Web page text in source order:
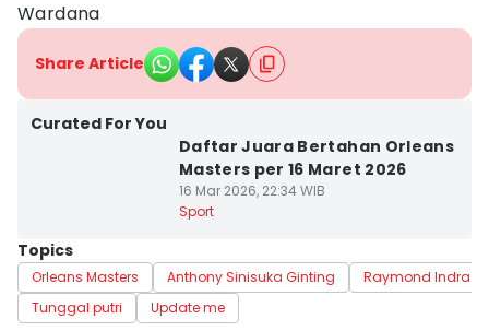
Wardana
Share Article
Curated For You
Daftar Juara Bertahan Orleans
Masters per 16 Maret 2026
16 Mar 2026, 22:34 WIB
Sport
Topics
Orleans Masters Anthony Sinisuka Ginting
Raymond Indra
Tunggal putri
Update me